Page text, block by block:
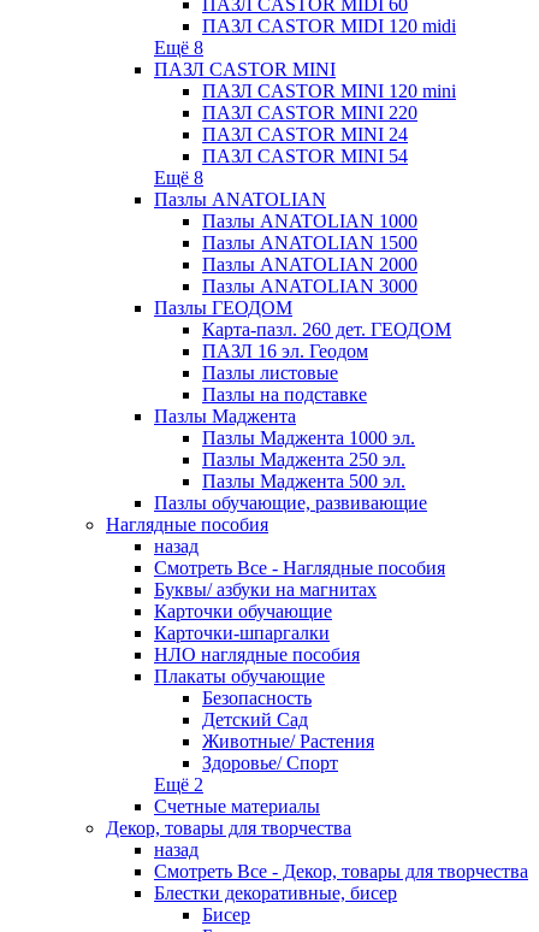
ПАЗЛ CASTOR MIDI 60
ПАЗЛ CASTOR MIDI 120 midi
Ещё 8
ПАЗЛ CASTOR MINI
ПАЗЛ CASTOR MINI 120 mini
ПАЗЛ CASTOR MINI 220
ПАЗЛ CASTOR MINI 24
ПАЗЛ CASTOR MINI 54
Ещё 8
Пазлы ANATOLIAN
Пазлы ANATOLIAN 1000
Пазлы ANATOLIAN 1500
Пазлы ANATOLIAN 2000
Пазлы ANATOLIAN 3000
Пазлы ГЕОДОМ
Карта-пазл. 260 дет. ГЕОДОМ
ПАЗЛ 16 эл. Геодом
Пазлы листовые
Пазлы на подставке
Пазлы Маджента
Пазлы Маджента 1000 эл.
Пазлы Маджента 250 эл.
Пазлы Маджента 500 эл.
Пазлы обучающие, развивающие
Наглядные пособия
назад
Смотреть Все - Наглядные пособия
Буквы/ азбуки на магнитах
Карточки обучающие
Карточки-шпаргалки
НЛО наглядные пособия
Плакаты обучающие
Безопасность
Детский Сад
Животные/ Растения
Здоровье/ Спорт
Ещё 2
Счетные материалы
Декор, товары для творчества
назад
Смотреть Все - Декор, товары для творчества
Блестки декоративные, бисер
Бисер